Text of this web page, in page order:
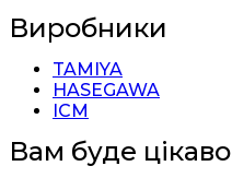
Виробники
TAMIYA
HASEGAWA
ICM
Вам буде цікаво